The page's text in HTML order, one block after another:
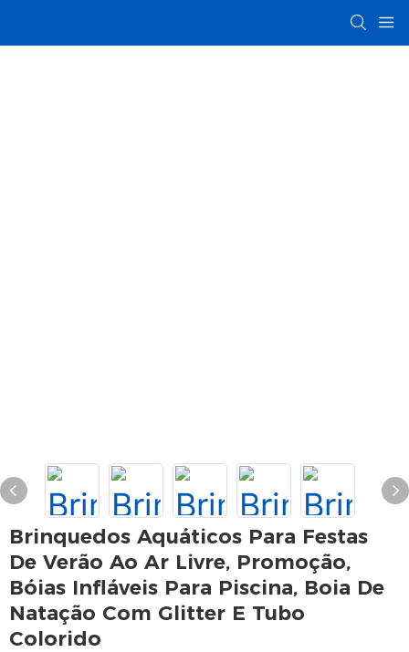
Brinquedos Aquáticos Para Festas
De Verão Ao Ar Livre, Promoção,
Bóias Infláveis ​​para Piscina, Boia De
Natação Com Glitter E Tubo
Colorido